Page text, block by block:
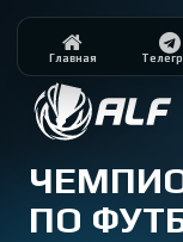
ПО
Главная